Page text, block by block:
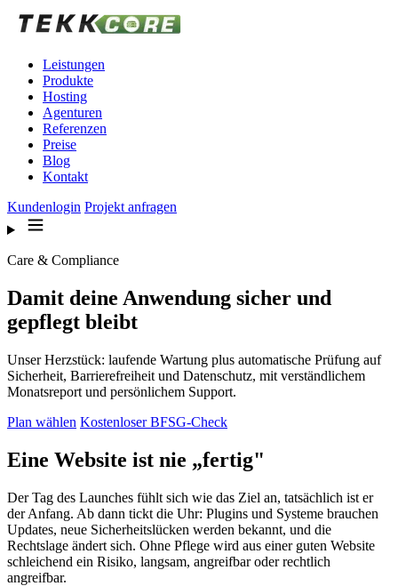
Zum Inhalt springen
Leistungen
Produkte
Hosting
Agenturen
Referenzen
Preise
Blog
Kontakt
Kundenlogin Projekt anfragen
Care & Compliance
Damit deine Anwendung sicher und
gepflegt bleibt
Unser Herzstück: laufende Wartung plus automatische Prüfung auf
Sicherheit, Barrierefreiheit und Datenschutz, mit verständlichem
Monatsreport und persönlichem Support.
Plan wählen Kostenloser BFSG-Check
Eine Website ist nie „fertig"
Der Tag des Launches fühlt sich wie das Ziel an, tatsächlich ist er
der Anfang. Ab dann tickt die Uhr: Plugins und Systeme brauchen
Updates, neue Sicherheitslücken werden bekannt, und die
Rechtslage ändert sich. Ohne Pflege wird aus einer guten Website
schleichend ein Risiko, langsam, angreifbar oder rechtlich
angreifbar.